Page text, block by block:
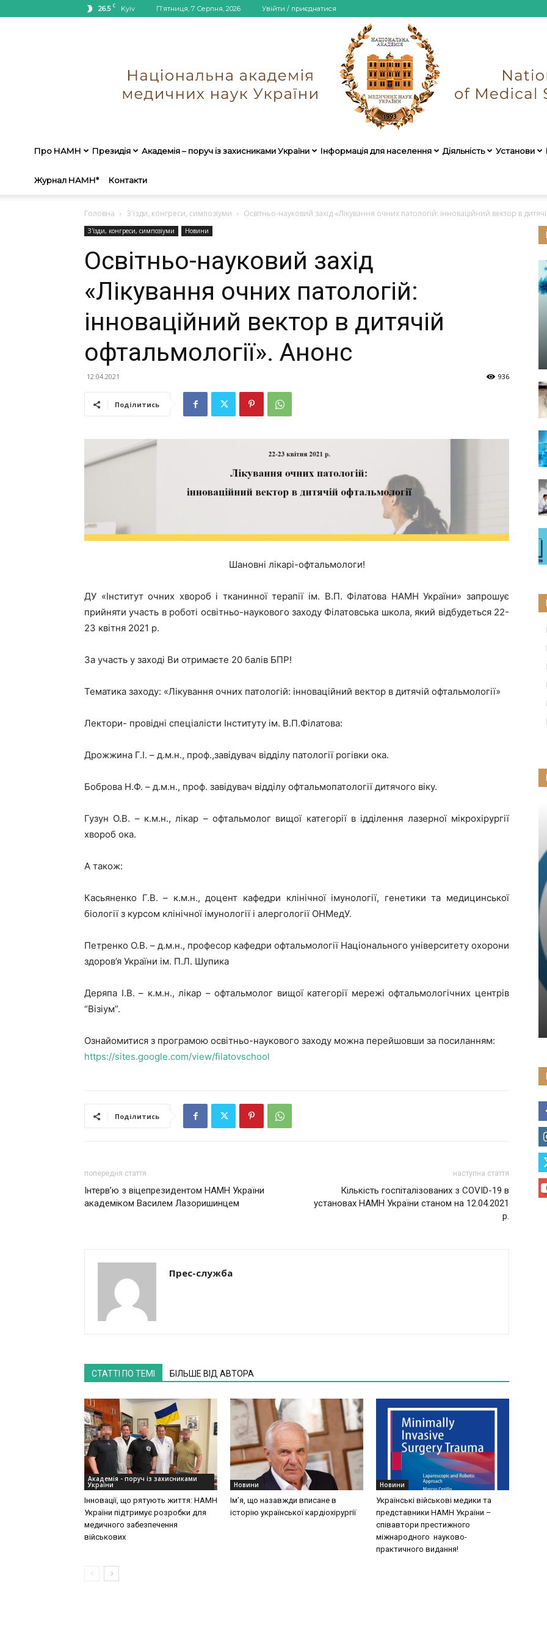
26.5 C Kyiv П’ятниця, 7 Серпня, 2026 Увійти / приєднатися
Про НАМН Президія Академія – поруч із захисниками України Інформація для населення Діяльність Установи
Журнал НАМН* Контакти
Головна З'їзди, конгреси, симпозіуми Освітньо-науковий захід «Лікування очних патологій: інноваційний вектор в
З'їзди, конгреси, симпозіуми Новини
Освітньо-науковий захід
«Лікування очних патологій:
інноваційний вектор в дитячій
офтальмології». Анонс
12.04.2021 936
Поділитись
Шановні лікарі-офтальмологи!
ДУ «Інститут очних хвороб і тканинної терапії ім. В.П. Філатова НАМН України» запрошує
прийняти участь в роботі освітньо-наукового заходу Філатовська школа, який відбудеться 22-
23 квітня 2021 р.
За участь у заході Ви отримаєте 20 балів БПР!
Тематика заходу: «Лікування очних патологій: інноваційний вектор в дитячій офтальмології»
Лектори- провідні спеціалісти Інституту ім. В.П.Філатова:
Дрожжина Г.І. – д.м.н., проф.,завідувач відділу патології рогівки ока.
Боброва Н.Ф. – д.м.н., проф. завідувач відділу офтальмопатології дитячого віку.
Гузун О.В. – к.м.н., лікар – офтальмолог вищої категорії в ідділення лазерної мікрохірургії
хвороб ока.
А також:
Касьяненко Г.В. – к.м.н., доцент кафедри клінічної імунології, генетики та медицинської
біології з курсом клінічної імунології і алергології ОНМедУ.
Петренко О.В. – д.м.н., професор кафедри офтальмології Національного університету охорони
здоров’я України ім. П.Л. Шупика
Деряпа І.В. – к.м.н., лікар – офтальмолог вищої категорії мережі офтальмологічних центрів
“Візіум”.
Ознайомитися з програмою освітньо-наукового заходу можна перейшовши за посиланням:
https://sites.google.com/view/filatovschool
Поділитись
попередня стаття
Інтерв’ю з віцепрезидентом НАМН України
академіком Василем Лазоришинцем
наступна стаття
Кількість госпіталізованих з COVID-19 в
установах НАМН України станом на 12.04.2021
р.
Прес-служба
СТАТТІ ПО ТЕМІ БІЛЬШЕ ВІД АВТОРА
Академія - поруч із захисниками
України
Інновації, що рятують життя: НАМН
України підтримує розробки для
медичного забезпечення
військових
Новини
Ім’я, що назавжди вписане в
історію української кардіохірургії
Новини
Українські військові медики та
представники НАМН України –
співавтори престижного
міжнародного науково-
практичного видання!